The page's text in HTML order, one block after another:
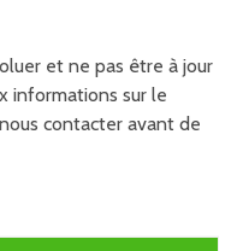
et ne pas être à jour
informations sur le
contacter avant de